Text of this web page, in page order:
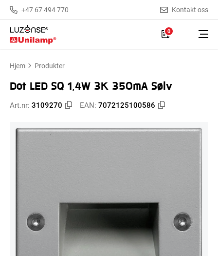
+47 67 494 770 Kontakt oss
0
Hjem Produkter
Dot LED SQ 1,4W 3K 350mA Sølv
Art.nr: 3109270 EAN: 7072125100586